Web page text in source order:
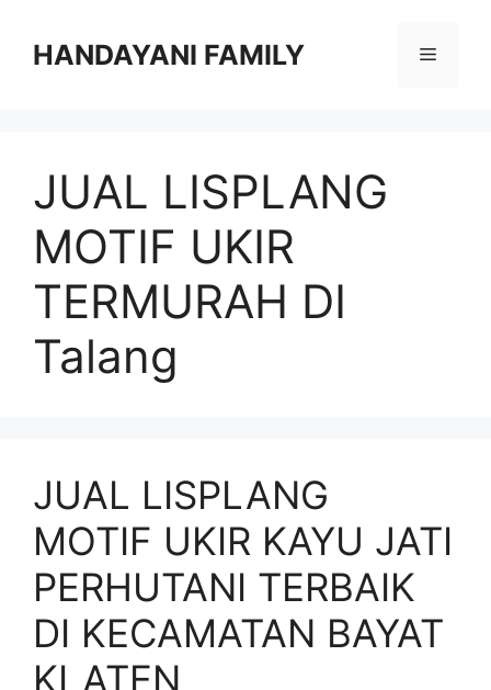
HANDAYANI FAMILY Menu
JUAL LISPLANG
MOTIF UKIR
TERMURAH DI
Talang
JUAL LISPLANG
MOTIF UKIR KAYU JATI
PERHUTANI TERBAIK
DI KECAMATAN BAYAT
KLATEN